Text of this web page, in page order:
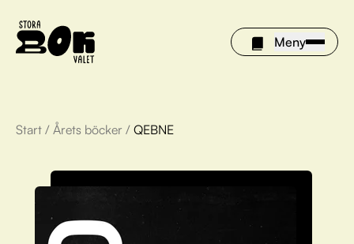
Meny
Årets böcker
Om Stora bokvalet
Olivia tipsar
Start / Årets böcker / QEBNE